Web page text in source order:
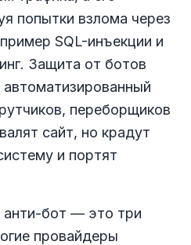
попытки взлома через
SQL-инъекции и
Защита от ботов
переборщиков
сайт, но крадут
и портят
анти-бот — это три
провайдеры